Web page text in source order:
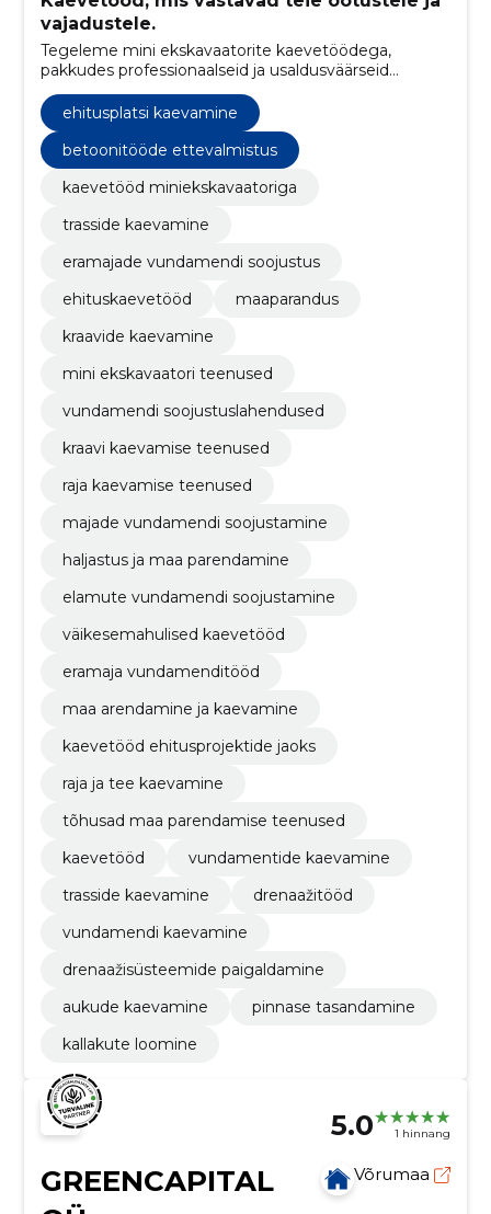
vajadustele.
Tegeleme mini ekskavaatorite kaevetöödega,
pakkudes professionaalseid ja usaldusväärseid
lahendusi erinevates ehitus- ja maaparandustöödes.
ehitusplatsi kaevamine
betoonitööde ettevalmistus
kaevetööd miniekskavaatoriga
trasside kaevamine
eramajade vundamendi soojustus
ehituskaevetööd
maaparandus
kraavide kaevamine
mini ekskavaatori teenused
vundamendi soojustuslahendused
kraavi kaevamise teenused
raja kaevamise teenused
majade vundamendi soojustamine
haljastus ja maa parendamine
elamute vundamendi soojustamine
väikesemahulised kaevetööd
eramaja vundamenditööd
maa arendamine ja kaevamine
kaevetööd ehitusprojektide jaoks
raja ja tee kaevamine
tõhusad maa parendamise teenused
kaevetööd
vundamentide kaevamine
trasside kaevamine
drenaažitööd
vundamendi kaevamine
drenaažisüsteemide paigaldamine
aukude kaevamine
pinnase tasandamine
kallakute loomine
5.0 1 hinnang
GREENCAPITAL
Võrumaa